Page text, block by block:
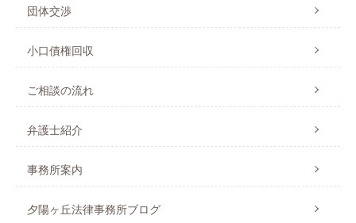
団体交渉
小口債権回収
ご相談の流れ
弁護士紹介
事務所案内
夕陽ヶ丘法律事務所ブログ